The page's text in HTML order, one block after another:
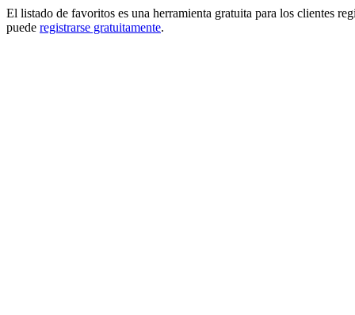
El listado de favoritos es una herramienta gratuita para los clientes
puede registrarse gratuitamente.